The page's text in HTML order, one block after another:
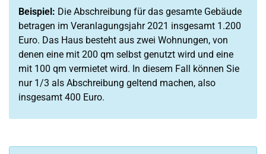
Beispiel: Die Abschreibung für das gesamte Gebäude
betragen im Veranlagungsjahr 2021 insgesamt 1.200
Euro. Das Haus besteht aus zwei Wohnungen, von
denen eine mit 200 qm selbst genutzt wird und eine
mit 100 qm vermietet wird. In diesem Fall können Sie
nur 1/3 als Abschreibung geltend machen, also
insgesamt 400 Euro.